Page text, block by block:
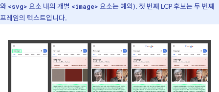
와 <svg> 요소 내의 개별 <image> 요소는 예외). 첫 번째 LCP 후보는 두 번째
프레임의 텍스트입니다.